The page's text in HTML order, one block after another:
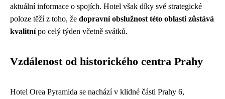
aktuální informace o spojích. Hotel však díky své strategické
poloze těží z toho, že dopravní obslužnost této oblasti zůstává
kvalitnípo celý týden včetně svátků.
Vzdálenost od historického centra Prahy
Hotel Orea Pyramida se nachází v klidné části Prahy 6,